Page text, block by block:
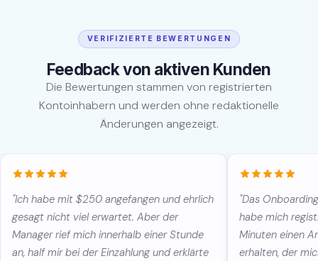
VERIFIZIERTE BEWERTUNGEN
Feedback von aktiven Kunden
Die Bewertungen stammen von registrierten
Kontoinhabern und werden ohne redaktionelle
Änderungen angezeigt.
"Ich habe mit $250 angefangen und ehrlich
gesagt nicht viel erwartet. Aber der
Manager rief mich innerhalb einer Stunde
an, half mir bei der Einzahlung und erklärte
"Das
habe mich
Minuten einen
erhalten, der